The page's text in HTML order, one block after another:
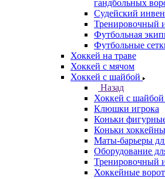
гандбольных
Судейский
Тренировочный
Футбольная
Футбольные
Хоккей на траве
Хоккей с мячом
Хоккей с шайбой
Назад
Хоккей с шайбой
Клюшки игрока
Коньки
Коньки
Маты-барьеры
Оборудование
Тренировочный
Хоккейные